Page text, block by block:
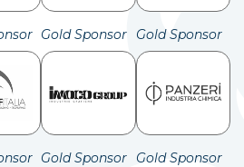
Gold Sponsor Gold Sponsor
Gold Sponsor Gold Sponsor